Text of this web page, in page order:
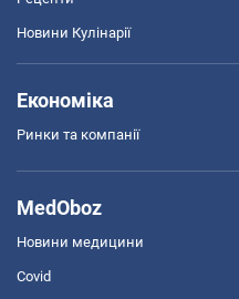
Новини Кулінарії
Економіка
Ринки та компанії
MedOboz
Новини медицини
Covid